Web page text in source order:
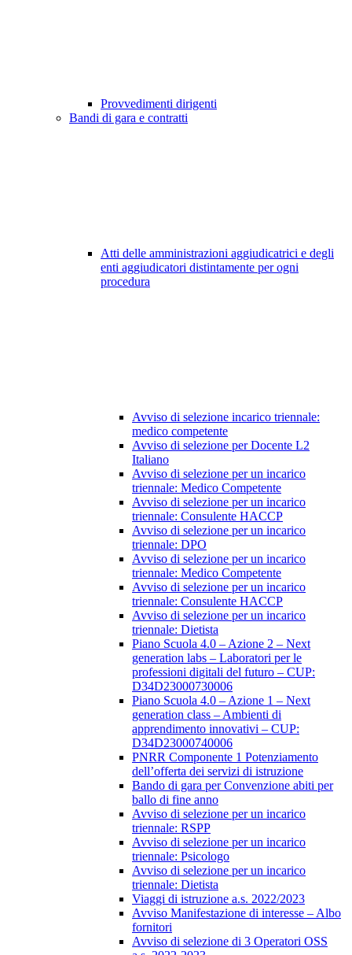
Provvedimenti dirigenti
Bandi di gara e contratti
Atti delle amministrazioni aggiudicatrici e degli
enti aggiudicatori distintamente per ogni
procedura
Avviso di selezione incarico triennale:
medico competente
Avviso di selezione per Docente L2
Italiano
Avviso di selezione per un incarico
triennale: Medico Competente
Avviso di selezione per un incarico
triennale: Consulente HACCP
Avviso di selezione per un incarico
triennale: DPO
Avviso di selezione per un incarico
triennale: Medico Competente
Avviso di selezione per un incarico
triennale: Consulente HACCP
Avviso di selezione per un incarico
triennale: Dietista
Piano Scuola 4.0 – Azione 2 – Next
generation labs – Laboratori per le
professioni digitali del futuro – CUP:
D34D23000730006
Piano Scuola 4.0 – Azione 1 – Next
generation class – Ambienti di
apprendimento innovativi – CUP:
D34D23000740006
PNRR Componente 1 Potenziamento
dell’offerta dei servizi di istruzione
Bando di gara per Convenzione abiti per
ballo di fine anno
Avviso di selezione per un incarico
triennale: RSPP
Avviso di selezione per un incarico
triennale: Psicologo
Avviso di selezione per un incarico
triennale: Dietista
Viaggi di istruzione a.s. 2022/2023
Avviso Manifestazione di interesse – Albo
fornitori
Avviso di selezione di 3 Operatori OSS